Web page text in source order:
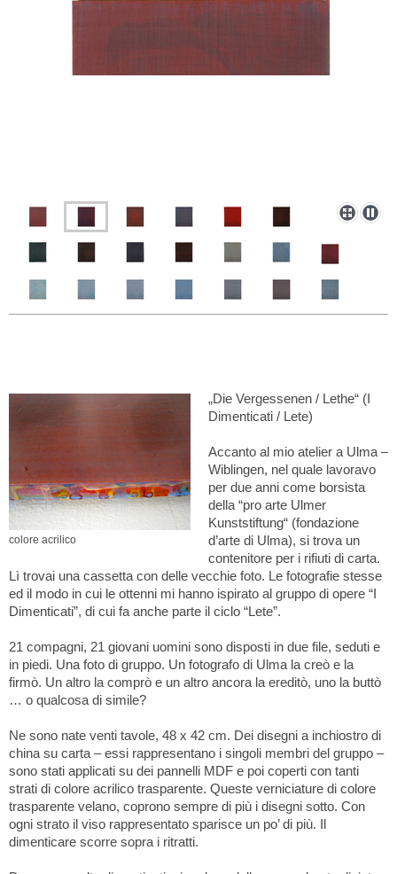
colore acrilico
„Die Vergessenen / Lethe“ (I
Dimenticati / Lete)
Accanto al mio atelier a Ulma –
Wiblingen, nel quale lavoravo
per due anni come borsista
della “pro arte Ulmer
Kunststiftung“ (fondazione
d’arte di Ulma), si trova un
contenitore per i rifiuti di carta.
Lì trovai una cassetta con delle vecchie foto. Le fotografie stesse
ed il modo in cui le ottenni mi hanno ispirato al gruppo di opere “I
Dimenticati”, di cui fa anche parte il ciclo “Lete”.
21 compagni, 21 giovani uomini sono disposti in due file, seduti e
in piedi. Una foto di gruppo. Un fotografo di Ulma la creò e la
firmò. Un altro la comprò e un altro ancora la ereditò, uno la buttò
… o qualcosa di simile?
Ne sono nate venti tavole, 48 x 42 cm. Dei disegni a inchiostro di
china su carta – essi rappresentano i singoli membri del gruppo –
sono stati applicati su dei pannelli MDF e poi coperti con tanti
strati di colore acrilico trasparente. Queste verniciature di colore
trasparente velano, coprono sempre di più i disegni sotto. Con
ogni strato il viso rappresentato sparisce un po’ di più. Il
dimenticare scorre sopra i ritratti.